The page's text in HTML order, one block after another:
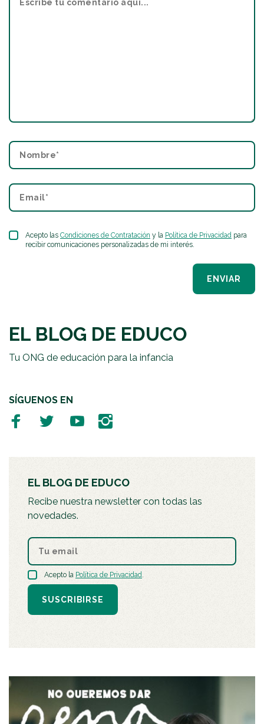
Acepto las Condiciones de Contratación y la Política de Privacidad para
recibir comunicaciones personalizadas de mi interés.
ENVIAR
EL BLOG DE EDUCO
Tu ONG de educación para la infancia
SÍGUENOS EN
EL BLOG DE EDUCO
Recibe nuestra newsletter con todas las
novedades.
Acepto la Política de Privacidad.
SUSCRIBIRSE